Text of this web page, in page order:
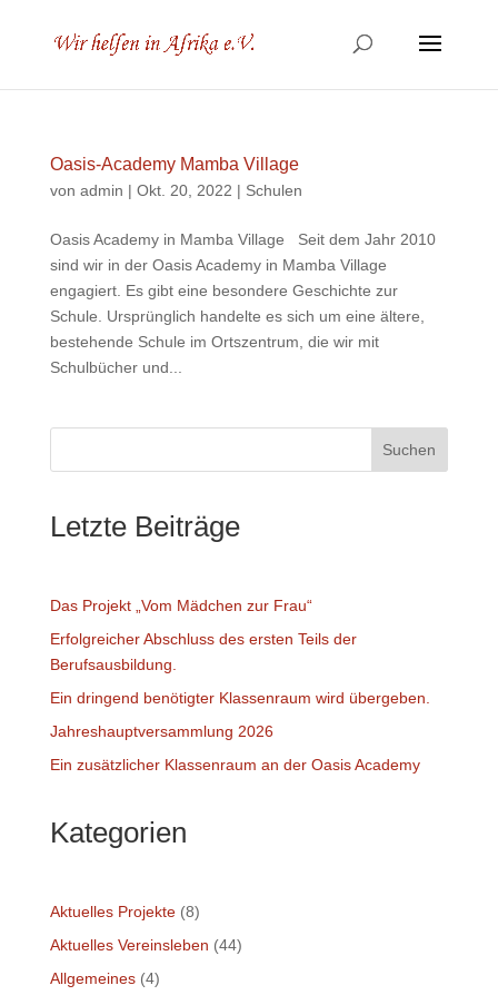
Oasis-Academy Mamba Village
von admin | Okt. 20, 2022 | Schulen
Oasis Academy in Mamba Village Seit dem Jahr 2010
sind wir in der Oasis Academy in Mamba Village
engagiert. Es gibt eine besondere Geschichte zur
Schule. Ursprünglich handelte es sich um eine ältere,
bestehende Schule im Ortszentrum, die wir mit
Schulbücher und...
Suchen
Letzte Beiträge
Das Projekt „Vom Mädchen zur Frau“
Erfolgreicher Abschluss des ersten Teils der
Berufsausbildung.
Ein dringend benötigter Klassenraum wird übergeben.
Jahreshauptversammlung 2026
Ein zusätzlicher Klassenraum an der Oasis Academy
Kategorien
Aktuelles Projekte(8)
Aktuelles Vereinsleben (44)
Allgemeines(4)